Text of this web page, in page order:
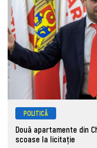
POLITICĂ
Două apartamente din
scoase la licitație